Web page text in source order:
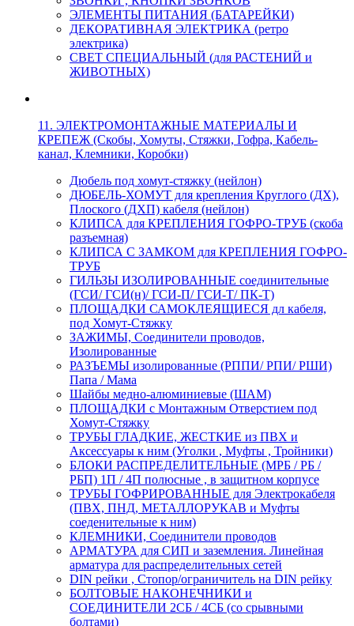
ЭЛЕМЕНТЫ ПИТАНИЯ (БАТАРЕЙКИ)
ДЕКОРАТИВНАЯ ЭЛЕКТРИКА (ретро
электрика)
СВЕТ СПЕЦИАЛЬНЫЙ (для РАСТЕНИЙ и
ЖИВОТНЫХ)
11. ЭЛЕКТРОМОНТАЖНЫЕ МАТЕРИАЛЫ И
КРЕПЕЖ (Скобы, Хомуты, Стяжки, Гофра, Кабель-
канал, Клемники, Коробки)
Дюбель под хомут-стяжку (нейлон)
ДЮБЕЛЬ-ХОМУТ для крепления Круглого (ДХ),
Плоского (ДХП) кабеля (нейлон)
КЛИПСА для КРЕПЛЕНИЯ ГОФРО-ТРУБ (скоба
разъемная)
КЛИПСА С ЗАМКОМ для КРЕПЛЕНИЯ ГОФРО-
ТРУБ
ГИЛЬЗЫ ИЗОЛИРОВАННЫЕ соединительные
(ГСИ/ ГСИ(н)/ ГСИ-П/ ГСИ-Т/ ПК-Т)
ПЛОЩАДКИ САМОКЛЕЯЩИЕСЯ дл кабеля,
под Хомут-Стяжку
ЗАЖИМЫ, Соединители проводов,
Изолированные
РАЗЪЕМЫ изолированные (РППИ/ РПИ/ РШИ)
Папа / Мама
Шайбы медно-алюминиевые (ШАМ)
ПЛОЩАДКИ с Монтажным Отверстием под
Хомут-Стяжку
ТРУБЫ ГЛАДКИЕ, ЖЕСТКИЕ из ПВХ и
Аксессуары к ним (Уголки , Муфты , Тройники)
БЛОКИ РАСПРЕДЕЛИТЕЛЬНЫЕ (МРБ / РБ /
РБП) 1П / 4П полюсные , в защитном корпусе
ТРУБЫ ГОФРИРОВАННЫЕ для Электрокабеля
(ПВХ, ПНД, МЕТАЛЛОРУКАВ и Муфты
соеденительные к ним)
КЛЕМНИКИ, Соединители проводов
АРМАТУРА для СИП и заземления. Линейная
арматура для распределительных сетей
DIN рейки , Стопор/ограничитель на DIN рейку
БОЛТОВЫЕ НАКОНЕЧНИКИ и
СОЕДИНИТЕЛИ 2СБ / 4СБ (со срывными
болтами)